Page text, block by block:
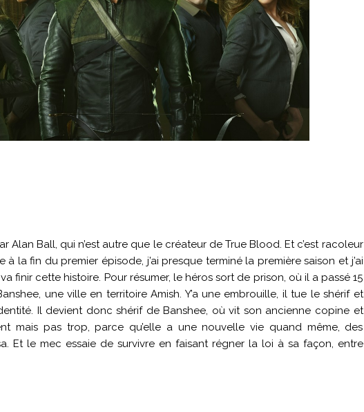
Alan Ball, qui n’est autre que le créateur de True Blood. Et c’est racoleur
à la fin du premier épisode, j’ai presque terminé la première saison et j’ai
finir cette histoire. Pour résumer, le héros sort de prison, où il a passé 15
une ville en territoire Amish. Y’a une embrouille, il tue le shérif et
Il devient donc shérif de Banshee, où vit son ancienne copine et
mais pas trop, parce qu’elle a une nouvelle vie quand même, des
Et le mec essaie de survivre en faisant régner la loi à sa façon, entre